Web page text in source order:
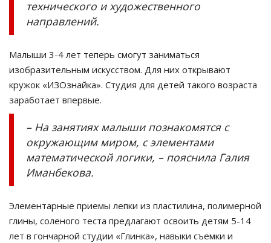
технического и художественного
направлений.
Малыши 3-4 лет теперь смогут заниматься
изобразительным искусством. Для них открывают
кружок «ИЗОзнайка». Студия для детей такого возраста
заработает впервые.
– На занятиях малыши познакомятся с
окружающим миром, с элементами
математической логики, – пояснила Галия
Иманбекова.
Элементарные приемы лепки из пластилина, полимерной
глины, соленого теста предлагают освоить детям 5-14
лет в гончарной студии «Глинка», навыки съемки и